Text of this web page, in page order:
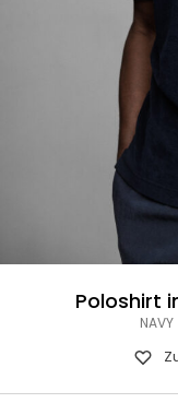
Poloshirt